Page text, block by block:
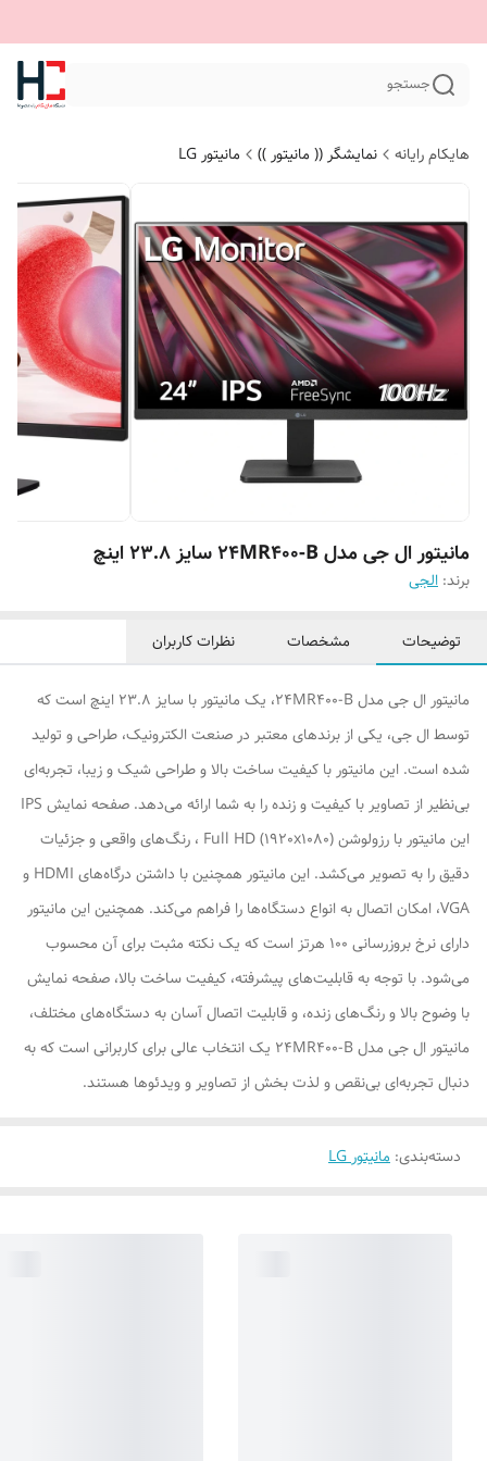
جستجو
هایکام رایانه نمایشگر (( مانیتور )) مانیتور LG
مانیتور ال جی مدل 24MR400-B سایز 23.8 اینچ
برند: الجی
توضیحات مشخصات نظرات کاربران
مانیتور ال جی مدل 24MR400-B، یک مانیتور با سایز 23.8 اینچ است که
توسط ال جی، یکی از برندهای معتبر در صنعت الکترونیک، طراحی و تولید
شده است. این مانیتور با کیفیت ساخت بالا و طراحی شیک و زیبا، تجربه‌ای
بی‌نظیر از تصاویر با کیفیت و زنده را به شما ارائه می‌دهد. صفحه نمایش IPS
این مانیتور با رزولوشن Full HD (1920x1080) ، رنگ‌های واقعی و جزئیات
دقیق را به تصویر می‌کشد. این مانیتور همچنین با داشتن درگاه‌های HDMI و
VGA، امکان اتصال به انواع دستگاه‌ها را فراهم می‌کند. همچنین این مانیتور
دارای نرخ بروزرسانی 100 هرتز است که یک نکته مثبت برای آن محسوب
می‌شود. با توجه به قابلیت‌های پیشرفته، کیفیت ساخت بالا، صفحه نمایش
با وضوح بالا و رنگ‌های زنده، و قابلیت اتصال آسان به دستگاه‌های مختلف،
مانیتور ال جی مدل 24MR400-B یک انتخاب عالی برای کاربرانی است که به
دنبال تجربه‌ای بی‌نقص و لذت بخش از تصاویر و ویدئوها هستند.
دسته‌بندی: مانیتور LG